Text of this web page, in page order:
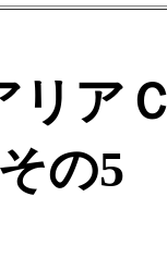
リア
その5